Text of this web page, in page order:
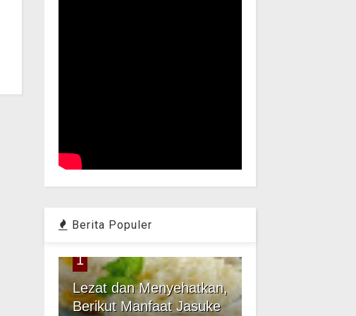
Berita Populer
1
Lezat dan Menyehatkan,
Berikut Manfaat Jasuke